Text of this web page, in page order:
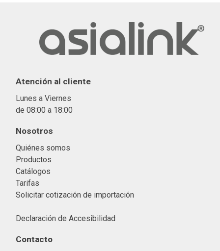
Atención al cliente
Lunes a Viernes
de 08:00 a 18:00
Nosotros
Quiénes somos
Productos
Catálogos
Tarifas
Solicitar cotización de importación
Declaración de Accesibilidad
Contacto